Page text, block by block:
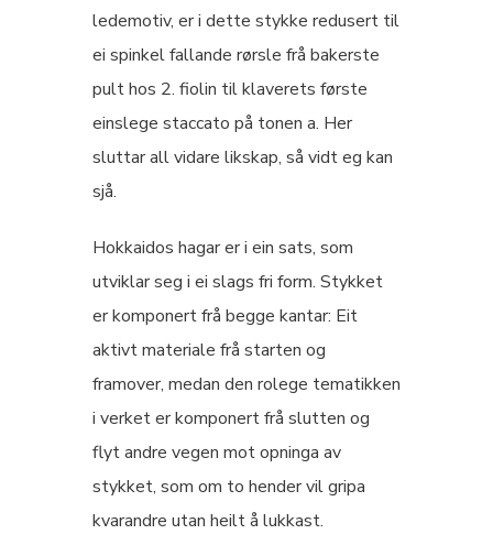
ledemotiv, er i dette stykke redusert til
ei spinkel fallande rørsle frå bakerste
pult hos 2. fiolin til klaverets første
einslege staccato på tonen a. Her
sluttar all vidare likskap, så vidt eg kan
sjå.
Hokkaidos hagar er i ein sats, som
utviklar seg i ei slags fri form. Stykket
er komponert frå begge kantar: Eit
aktivt materiale frå starten og
framover, medan den rolege tematikken
i verket er komponert frå slutten og
flyt andre vegen mot opninga av
stykket, som om to hender vil gripa
kvarandre utan heilt å lukkast.